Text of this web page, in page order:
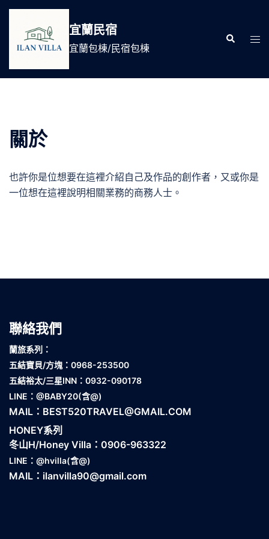
宜蘭民宿
宜蘭包棟/民宿包棟
Search
關於
也許你是位想要在這裡介紹自己及作品的創作者，又或你是
一位想在這裡說明相關業務的商務人士。
聯絡我們
蘭旅系列：
五結寶貝/方塊：0968-253500
五結裕太/三星INN：0932-090178
LINE： @BABY20(含@)
MAIL： BEST520TRAVEL@GMAIL.COM
HONEY系列
冬山H/Honey Villa：0906-963322
LINE： @hvilla(含@)
MAIL： ilanvilla90@gmail.com